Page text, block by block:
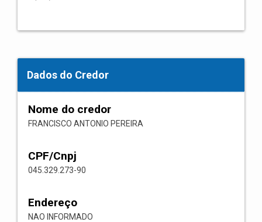
Dados do Credor
Nome do credor
FRANCISCO ANTONIO PEREIRA
CPF/Cnpj
045.329.273-90
Endereço
NAO INFORMADO